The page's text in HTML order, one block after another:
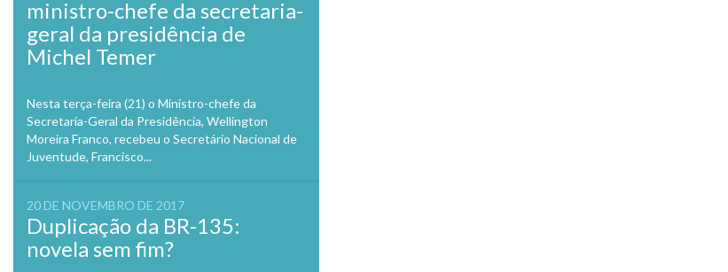
ministro-chefe da secretaria-
geral da presidência de
Michel Temer
Nesta terça-feira (21) o Ministro-chefe da
Secretaria-Geral da Presidência, Wellington
Moreira Franco, recebeu o Secretário Nacional de
Juventude, Francisco...
20 DE NOVEMBRO DE 2017
Duplicação da BR-135:
novela sem fim?